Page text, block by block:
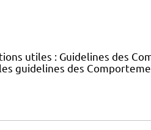
utiles : Guidelines des
guidelines des